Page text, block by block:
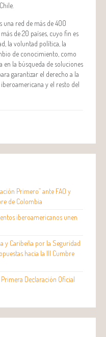
una red de más de 400
de 20 países, cuyo fin es
la voluntad política, la
de conocimiento, como
en la búsqueda de soluciones
garantizar el derecho a la
y el resto del
Primero” ante FAO y
de Colombia
iberoamericanos unen
y Caribeña por la Seguridad
hacia la III Cumbre
Primera Declaración Oficial